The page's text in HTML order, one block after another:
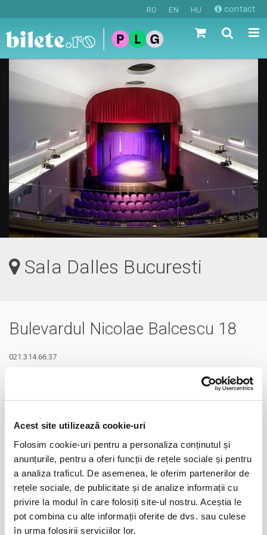
Acest site utilizează cookie-uri
Folosim cookie-uri pentru a personaliza conținutul și
anunțurile, pentru a oferi funcții de rețele sociale și pentru
a analiza traficul. De asemenea, le oferim partenerilor de
rețele sociale, de publicitate și de analize informații cu
privire la modul în care folosiți site-ul nostru. Aceștia le
pot combina cu alte informații oferite de dvs. sau culese
în urma folosirii serviciilor lor.
RO EN HU contact
Sala Dalles Bucuresti
Bulevardul Nicolae Balcescu 18
021.314.66.37
http://www.updalles.ro/